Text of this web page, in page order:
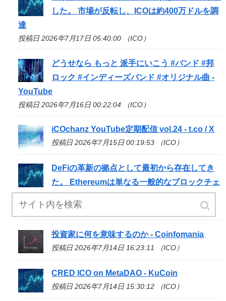
した。 市場が反転し、
ICOは約400万ドルを調
達
投稿日 2026年7月17日 05:40:00 （ICO）
どうせなら もっと 派手にいこう #バンド #邦
ロック #インディーズバンド #オリジナル曲 -
YouTube
投稿日 2026年7月16日 00:22:04 （ICO）
iCOchanz YouTube定期配信 vol.24 - t.co / X
投稿日 2026年7月15日 00:19:53 （ICO）
DeFiの革新の拠点として最初から存在してき
た。 Ethereumは単なる一般的なブロックチェ
ーンでは
投稿日 2026年7月14日 18:02:05 （ICO）
投資家に何を意味するのか - Coinfomania
投稿日 2026年7月14日 16:23:11 （ICO）
CRED ICO on MetaDAO - KuCoin
投稿日 2026年7月14日 15:30:12 （ICO）